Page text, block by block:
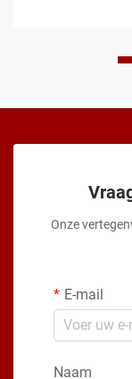
Onze
E-mail
Naam